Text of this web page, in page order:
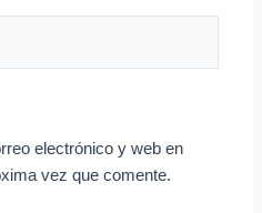
electrónico y web en
vez que comente.